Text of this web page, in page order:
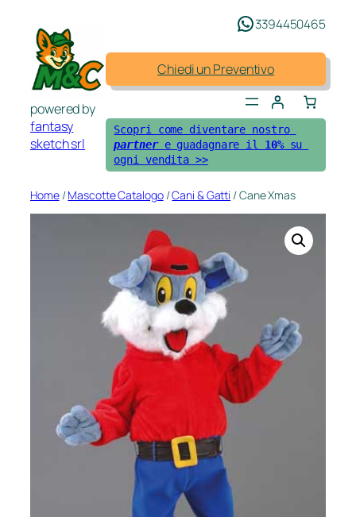
contenuto
powered by
fantasy
sketch srl
3394450465
Chiedi un Preventivo
Scopri come diventare nostro
partner e guadagnare il 10% su
ogni vendita >>
Home/Mascotte Catalogo/Cani & Gatti / Cane Xmas